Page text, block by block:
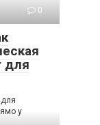
0
для
у